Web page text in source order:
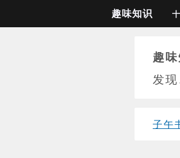
趣味知识
趣
发
子午